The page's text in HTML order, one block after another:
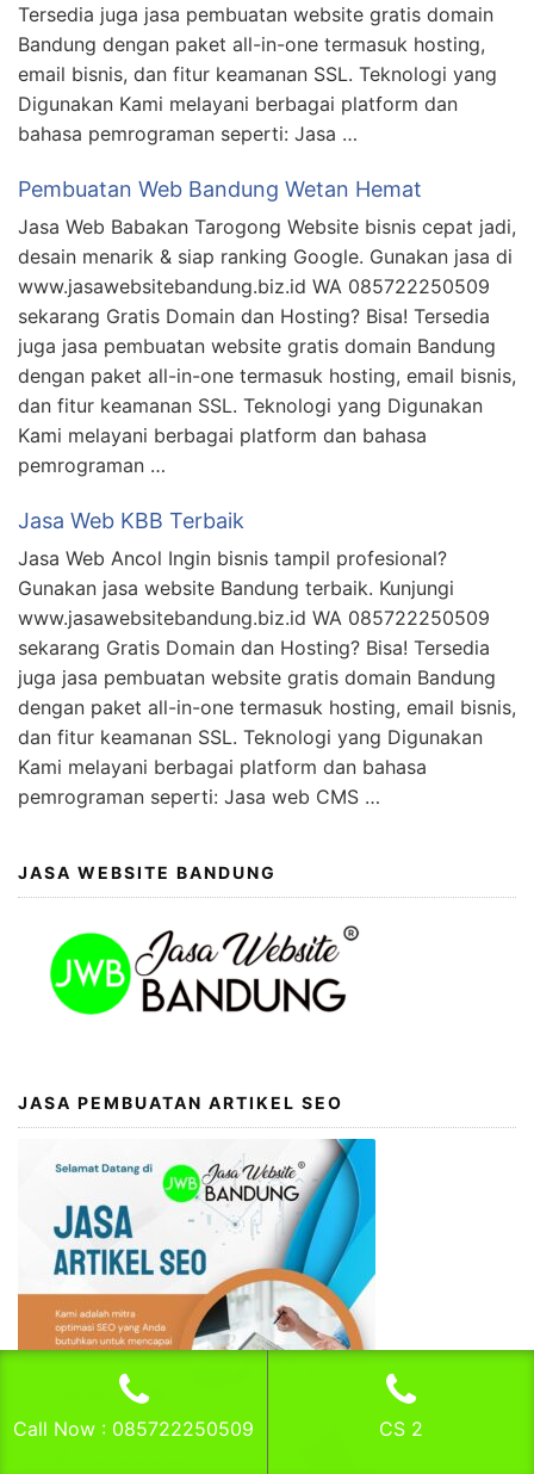
Tersedia juga jasa pembuatan website gratis domain
Bandung dengan paket all-in-one termasuk hosting,
email bisnis, dan fitur keamanan SSL. Teknologi yang
Digunakan Kami melayani berbagai platform dan
bahasa pemrograman seperti: Jasa …
Pembuatan Web Bandung Wetan Hemat
Jasa Web Babakan Tarogong Website bisnis cepat jadi,
desain menarik & siap ranking Google. Gunakan jasa di
www.jasawebsitebandung.biz.id WA 085722250509
sekarang Gratis Domain dan Hosting? Bisa! Tersedia
juga jasa pembuatan website gratis domain Bandung
dengan paket all-in-one termasuk hosting, email bisnis,
dan fitur keamanan SSL. Teknologi yang Digunakan
Kami melayani berbagai platform dan bahasa
pemrograman …
Jasa Web KBB Terbaik
Jasa Web Ancol Ingin bisnis tampil profesional?
Gunakan jasa website Bandung terbaik. Kunjungi
www.jasawebsitebandung.biz.id WA 085722250509
sekarang Gratis Domain dan Hosting? Bisa! Tersedia
juga jasa pembuatan website gratis domain Bandung
dengan paket all-in-one termasuk hosting, email bisnis,
dan fitur keamanan SSL. Teknologi yang Digunakan
Kami melayani berbagai platform dan bahasa
pemrograman seperti: Jasa web CMS …
JASA WEBSITE BANDUNG
JASA PEMBUATAN ARTIKEL SEO
Call Now : 085722250509 CS 2